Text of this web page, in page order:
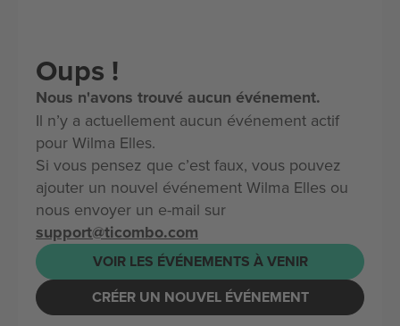
Oups !
Nous n'avons trouvé aucun événement.
Il n’y a actuellement aucun événement actif
pour Wilma Elles.
Si vous pensez que c’est faux, vous pouvez
ajouter un nouvel événement Wilma Elles ou
nous envoyer un e-mail sur
support@ticombo.com
VOIR LES ÉVÉNEMENTS À VENIR
CRÉER UN NOUVEL ÉVÉNEMENT